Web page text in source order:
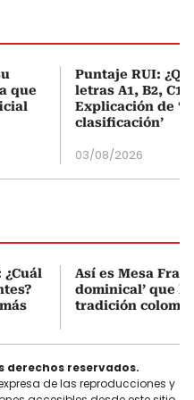
que
Puntaje RUI:
letras A1, B2, C1
Explicación de
clasificación’
03/08/2026
¿Cuál
Así es Mesa
dominical’ que
tradición
derechos reservados.
de las reproducciones y